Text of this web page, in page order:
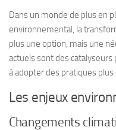
Dans un monde de plus en
environnemental, la
plus une option, mais une
actuelssont des
à adopter des pratiques plus
Les enjeux
Changements